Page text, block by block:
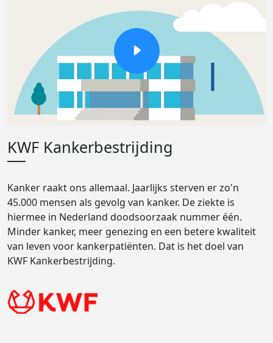
KWF Kankerbestrijding
Kanker raakt ons allemaal. Jaarlijks sterven er zo'n
45.000 mensen als gevolg van kanker. De ziekte is
hiermee in Nederland doodsoorzaak nummer één.
Minder kanker, meer genezing en een betere kwaliteit
van leven voor kankerpatiënten. Dat is het doel van
KWF Kankerbestrijding.